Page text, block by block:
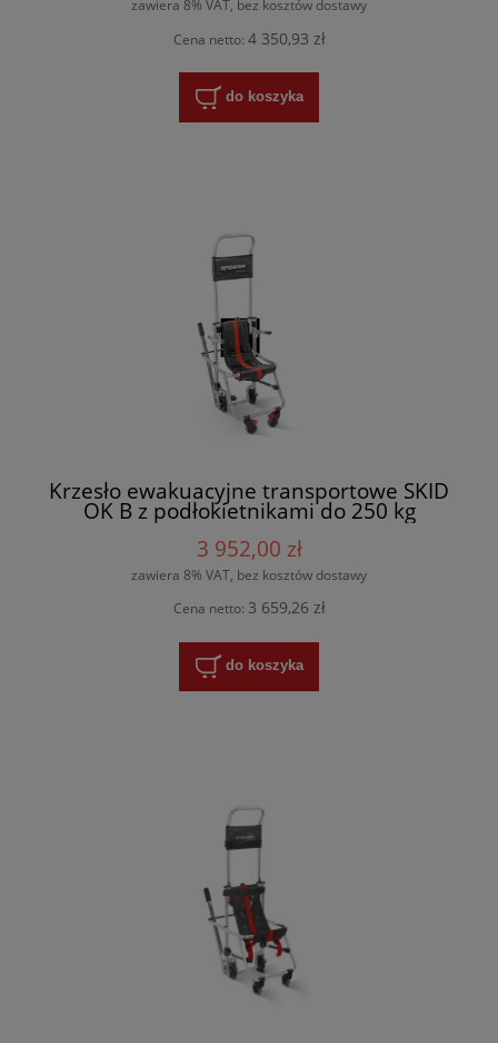
zawiera 8% VAT, bez kosztów dostawy
Cena netto: 4 350,93 zł
do koszyka
Krzesło ewakuacyjne transportowe SKID
OK B z podłokietnikami do 250 kg
3 952,00 zł
zawiera 8% VAT, bez kosztów dostawy
Cena netto: 3 659,26 zł
do koszyka